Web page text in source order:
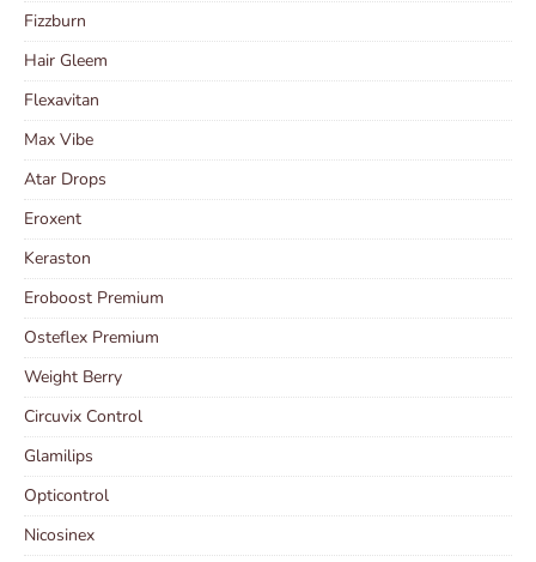
Fizzburn
Hair Gleem
Flexavitan
Max Vibe
Atar Drops
Eroxent
Keraston
Eroboost Premium
Osteflex Premium
Weight Berry
Circuvix Control
Glamilips
Opticontrol
Nicosinex